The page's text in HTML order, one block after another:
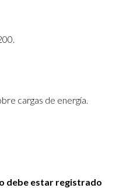
cargas de energía.
debe estar registrado